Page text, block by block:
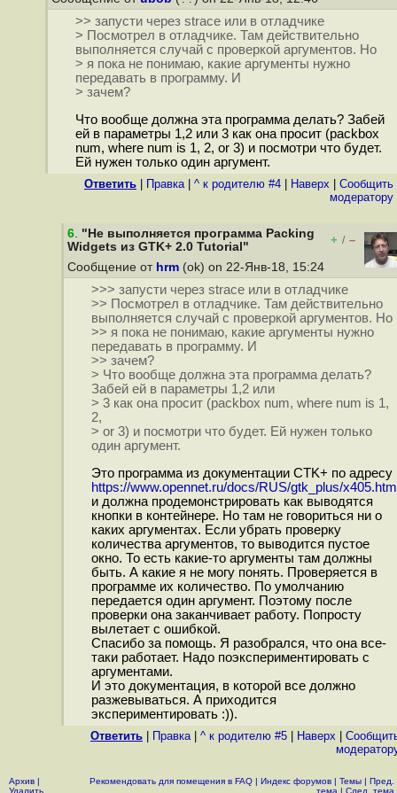
>> запусти через strace или в отладчике
> Посмотрел в отладчике. Там действительно
выполняется случай с проверкой аргументов. Но
> я пока не понимаю, какие аргументы нужно
передавать в программу. И
> зачем?
Что вообще должна эта программа делать? Забей
ей в параметры 1,2 или 3 как она просит (packbox
num, where num is 1, 2, or 3) и посмотри что будет.
Ей нужен только один аргумент.
Ответить Правка| ^ к родителю #4 Наверх
Cообщить
модератору
6. "Не выполняется программа Packing
Widgets из GTK+ 2.0 Tutorial"
+ / –
Сообщение от hrm (ok) on 22-Янв-18, 15:24
>>> запусти через strace или в отладчике
>> Посмотрел в отладчике. Там действительно
выполняется случай с проверкой аргументов. Но
>> я пока не понимаю, какие аргументы нужно
передавать в программу. И
>> зачем?
> Что вообще должна эта программа делать?
Забей ей в параметры 1,2 или
> 3 как она просит (packbox num, where num is 1,
2,
> or 3) и посмотри что будет. Ей нужен только
один аргумент.
Это программа из документации CTK+ по адресу
https://www.opennet.ru/docs/RUS/gtk_plus/
и должна продемонстрировать как выводятся
кнопки в контейнере. Но там не говориться ни о
каких аргументах. Если убрать проверку
количества аргументов, то выводится пустое
окно. То есть какие-то аргументы там должны
быть. А какие я не могу понять. Проверяется в
программе их количество. По умолчанию
передается один аргумент. Поэтому после
проверки она заканчивает работу. Попросту
вылетает с ошибкой.
Спасибо за помощь. Я разобрался, что она все-
таки работает. Надо поэкспериментировать с
аргументами.
И это документация, в которой все должно
разжевываться. А приходится
экспериментировать :)).
Ответить Правка| ^ к родителю #5 Наверх
Архив |
Удалить
Рекомендовать для помещения в FAQ | Индекс форумов | Темы | Пред.
тема | След. тема